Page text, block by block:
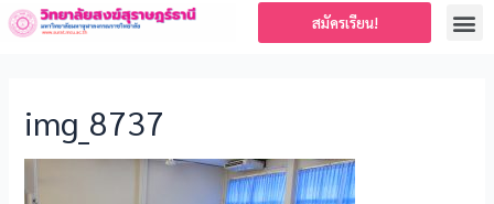
สมัครเรียน!
img_8737